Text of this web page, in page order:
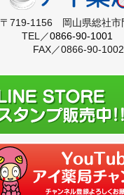
〒719-1156 岡山県総社市
TEL／0866-90-1001
FAX／0866-90-1002